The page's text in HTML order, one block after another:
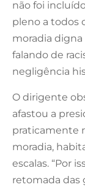
não foi
pleno a todos
moradia
falando de
negligência
O dirigente
afastou a
praticamente
moradia,
escalas. “Por
retomada das